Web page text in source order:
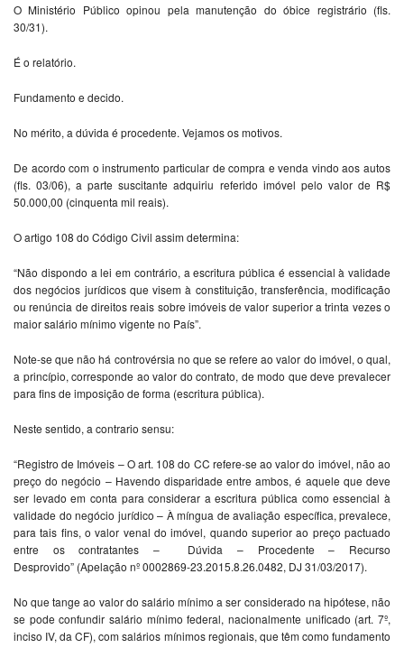
O Ministério Público opinou pela manutenção do óbice registrário (fls.
30/31).
É o relatório.
Fundamento e decido.
No mérito, a dúvida é procedente. Vejamos os motivos.
De acordo com o instrumento particular de compra e venda vindo aos autos
(fls. 03/06), a parte suscitante adquiriu referido imóvel pelo valor de R$
50.000,00 (cinquenta mil reais).
O artigo 108 do Código Civil assim determina:
“Não dispondo a lei em contrário, a escritura pública é essencial à validade
dos negócios jurídicos que visem à constituição, transferência, modificação
ou renúncia de direitos reais sobre imóveis de valor superior a trinta vezes o
maior salário mínimo vigente no País”.
Note-se que não há controvérsia no que se refere ao valor do imóvel, o qual,
a princípio, corresponde ao valor do contrato, de modo que deve prevalecer
para fins de imposição de forma (escritura pública).
Neste sentido, a contrario sensu:
“Registro de Imóveis – O art. 108 do CC refere-se ao valor do imóvel, não ao
preço do negócio – Havendo disparidade entre ambos, é aquele que deve
ser levado em conta para considerar a escritura pública como essencial à
validade do negócio jurídico – À míngua de avaliação específica, prevalece,
para tais fins, o valor venal do imóvel, quando superior ao preço pactuado
entre os contratantes – Dúvida – Procedente – Recurso
Desprovido” (Apelação nº 0002869-23.2015.8.26.0482, DJ 31/03/2017).
No que tange ao valor do salário mínimo a ser considerado na hipótese, não
se pode confundir salário mínimo federal, nacionalmente unificado (art. 7º,
inciso IV, da CF), com salários mínimos regionais, que têm como fundamento